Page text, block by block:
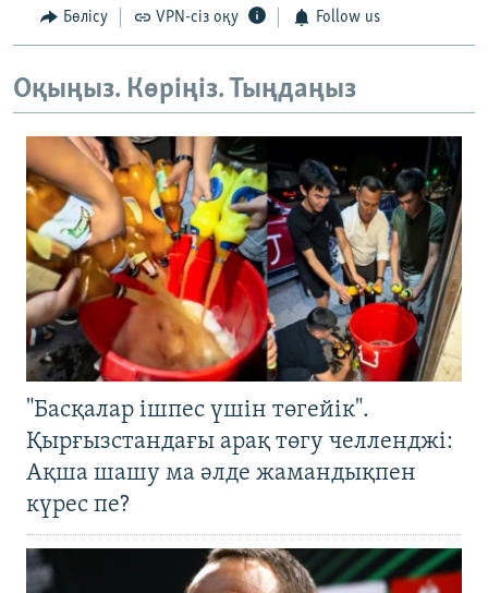
Бөлісу VPN-сіз оқу Follow us
Оқыңыз. Көріңіз. Тыңдаңыз
"Басқалар ішпес үшін төгейік".
Қырғызстандағы арақ төгу челленджі:
Ақша шашу ма әлде жамандықпен
күрес пе?